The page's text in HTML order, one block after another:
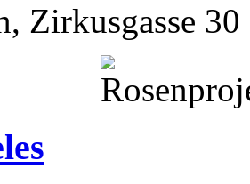
Zirkusgasse 30